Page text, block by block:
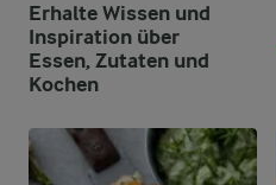
Erhalte Wissen und
Inspiration über
Essen, Zutaten und
Kochen